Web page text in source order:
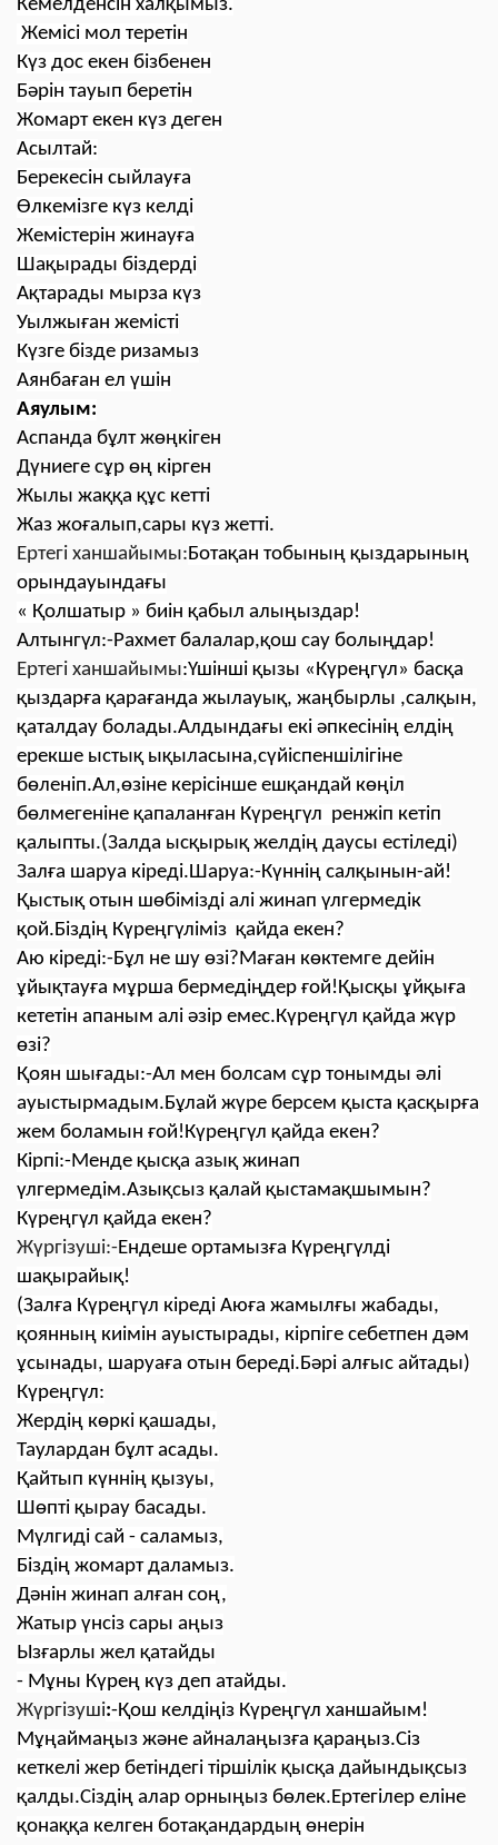
Кемелденсін халқымыз.
Жемісі мол теретін
Күз дос екен бізбенен
Бәрін тауып беретін
Жомарт екен күз деген
Асылтай:
Берекесін сыйлауға
Өлкемізге күз келді
Жемістерін жинауға
Шақырады біздерді
Ақтарады мырза күз
Уылжыған жемісті
Күзге бізде ризамыз
Аянбаған ел үшін
Аяулым:
Аспанда бұлт жөңкіген
Дүниеге сұр өң кірген
Жылы жаққа құс кетті
Жаз жоғалып,сары күз жетті.
Ертегі ханшайымы:Ботақан тобының қыздарының
орындауындағы
« Қолшатыр » биін қабыл алыңыздар!
Алтынгүл:-Рахмет балалар,қош сау болыңдар!
Ертегі ханшайымы:Үшінші қызы «Күреңгүл» басқа
қыздарға қарағанда жылауық, жаңбырлы ,салқын,
қаталдау болады.Алдындағы екі әпкесінің елдің
ерекше ыстық ықыласына,сүйіспеншілігіне
бөленіп.Ал,өзіне керісінше ешқандай көңіл
бөлмегеніне қапаланған Күреңгүл ренжіп кетіп
қалыпты.(Залда ысқырық желдің даусы естіледі)
Залға шаруа кіреді.Шаруа:-Күннің салқынын-ай!
Қыстық отын шөбімізді алі жинап үлгермедік
қой.Біздің Күреңгүліміз қайда екен?
Аю кіреді:-Бұл не шу өзі?Маған көктемге дейін
ұйықтауға мұрша бермедіңдер ғой!Қысқы ұйқыға
кететін апаным алі әзір емес.Күреңгүл қайда жүр
өзі?
Қоян шығады:-Ал мен болсам сұр тонымды әлі
ауыстырмадым.Бұлай жүре берсем қыста қасқырға
жем боламын ғой!Күреңгүл қайда екен?
Кірпі:-Менде қысқа азық жинап
үлгермедім.Азықсыз қалай қыстамақшымын?
Күреңгүл қайда екен?
Жүргізуші:-Ендеше ортамызға Күреңгүлді
шақырайық!
(Залға Күреңгүл кіреді Аюға жамылғы жабады,
қоянның киімін ауыстырады, кірпіге себетпен дәм
ұсынады, шаруаға отын береді.Бәрі алғыс айтады)
Күреңгүл:
Жердің көркі қашады,
Таулардан бұлт асады.
Қайтып күннің қызуы,
Шөпті қырау басады.
Мүлгиді сай - саламыз,
Біздің жомарт даламыз.
Дәнін жинап алған соң,
Жатыр үнсіз сары аңыз
Ызғарлы жел қатайды
- Мұны Күрең күз деп атайды.
Жүргізуші:-Қош келдіңіз Күреңгүл ханшайым!
Мұңаймаңыз және айналаңызға қараңыз.Сіз
кеткелі жер бетіндегі тіршілік қысқа дайындықсыз
қалды.Сіздің алар орныңыз бөлек.Ертегілер еліне
қонаққа келген ботақандардың өнерін